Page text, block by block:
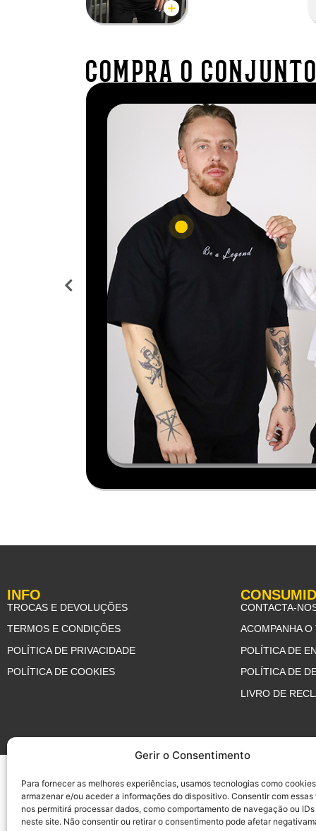
Gerir o Consentimento
Para fornecer as melhores experiências, usamos tecnologias como
armazenar e/ou aceder a informações do dispositivo. Consentir com
nos permitirá processar dados, como comportamento de navegação ou
neste site. Não consentir ou retirar o consentimento pode afetar
compra o
Be a Legend Oversized T-shirt
Legend Sport Pants
49,90 €
Be a Legend CropTop T-Shirt
19,90 €
19,90
Legend Hat
19,90 €
Be a Legend Oversized T-shirt
24,90 €
Legend
44,90 €
INFO
TROCAS E DEVOLUÇÕES
TERMOS E CONDIÇÕES
POLÍTICA DE PRIVACIDADE
POLÍTICA DE COOKIES
CONTACTA-
ACOMPANHA
POLÍTICA DE
POLÍTICA DE
LIVRO DE